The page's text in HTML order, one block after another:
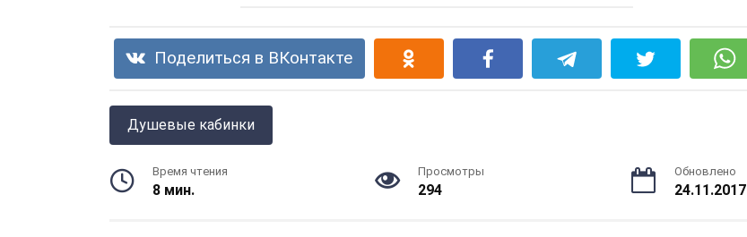
Поделиться в ВКонтакте
Душевые кабинки
Время чтения
8 мин.
Просмотры
294
Обновлено
24.11.2017